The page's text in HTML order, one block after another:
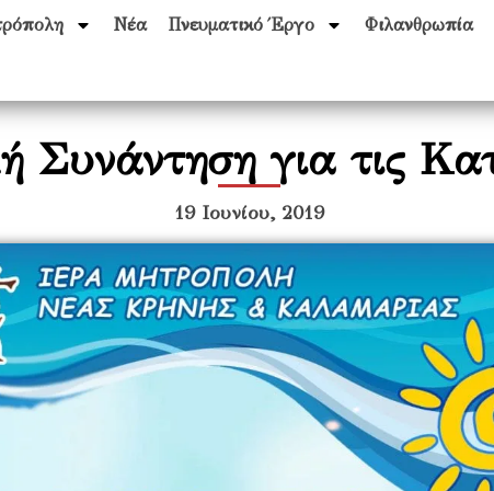
Νέα Πνευματικό Έργο Φιλανθρωπία
Συνάντηση για τις
19 Ιουνίου, 2019